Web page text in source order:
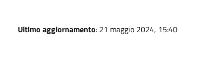
Ultimo aggiornamento: 21 maggio 2024, 15:40